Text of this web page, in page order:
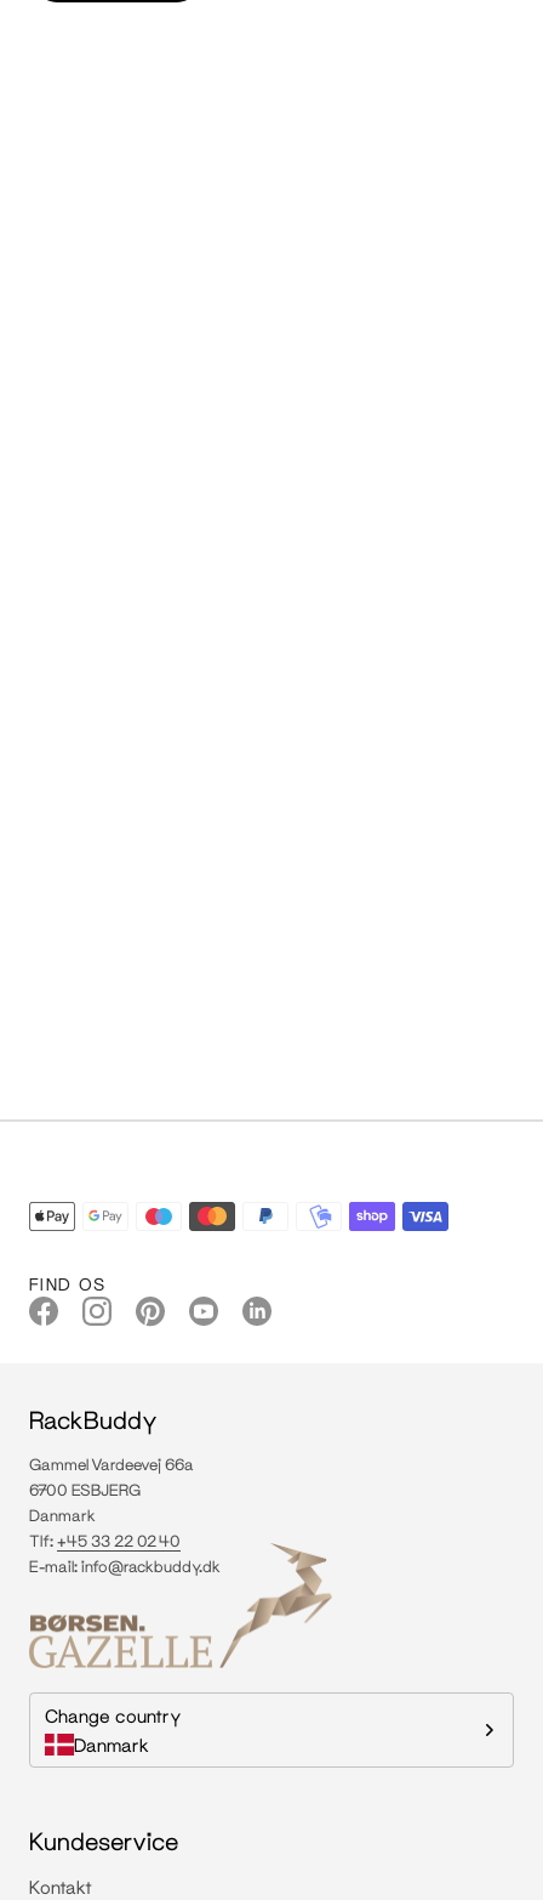
FIND OS
RackBuddy
Gammel Vardeevej 66a
6700 ESBJERG
Danmark
Tlf:+45 33 22 02 40
E-mail:info@rackbuddy.dk
Change country
Danmark
Kundeservice
Kontakt